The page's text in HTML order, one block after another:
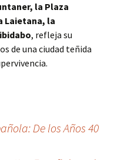
la Plaza
Laietana, la
, refleja su
de una ciudad teñida
De los Años 40